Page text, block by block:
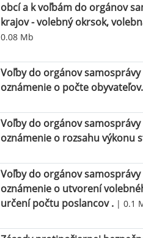
obcí a k voľbám do orgánov
krajov - volebný okrsok,
0.08 Mb
Voľby do orgánov samosprávy
oznámenie o počte obyvateľov.
Voľby do orgánov samosprávy
oznámenie o rozsahu výkonu
Voľby do orgánov samosprávy
oznámenie o utvorení
určení počtu poslancov . | 0.1